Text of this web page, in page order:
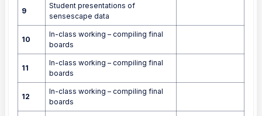
9
Student presentations of
sensescape data
10
In-class working – compiling final
boards
11
In-class working – compiling final
boards
12
In-class working – compiling final
boards